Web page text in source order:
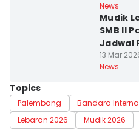
News
Mudik
SMB II
Jadwal
13 Mar
News
Topics
Palembang
Bandara
Lebaran 2026
Mudik 2026